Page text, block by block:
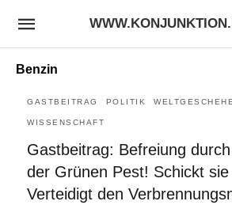
Benzin
GASTBEITRAG POLITIK
WISSENSCHAFT
Gastbeitrag: Befreiung
der Grünen Pest! Schickt
Verteidigt den